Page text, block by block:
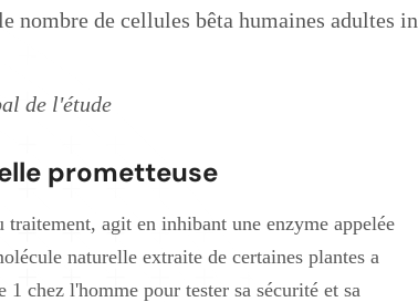
nombre de cellules bêta humaines adultes in
de l'étude
prometteuse
agit en inhibant une enzyme appelée
naturelle extraite de certaines plantes a
chez l'homme pour tester sa sécurité et sa